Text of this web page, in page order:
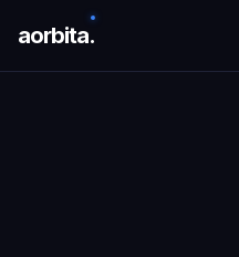
aorbita.